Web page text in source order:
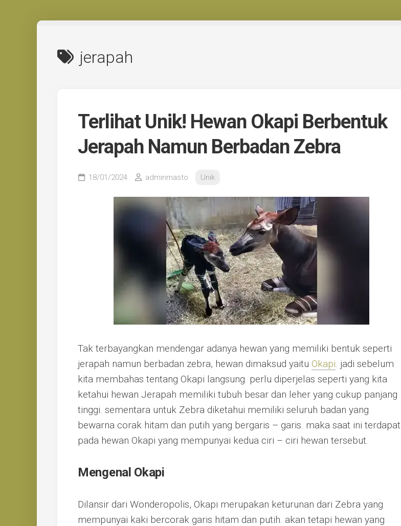
jerapah
Terlihat Unik! Hewan Okapi Berbentuk
Jerapah Namun Berbadan Zebra
18/01/2024 adminmasto Unik
Tak terbayangkan mendengar adanya hewan yang memiliki bentuk seperti
jerapah namun berbadan zebra, hewan dimaksud yaitu Okapi. jadi sebelum
kita membahas tentang Okapi langsung. perlu diperjelas seperti yang kita
ketahui hewan Jerapah memiliki tubuh besar dan leher yang cukup panjang
tinggi. sementara untuk Zebra diketahui memiliki seluruh badan yang
bewarna corak hitam dan putih yang bergaris – garis. maka saat ini terdapat
pada hewan Okapi yang mempunyai kedua ciri – ciri hewan tersebut.
Mengenal Okapi
Dilansir dari Wonderopolis, Okapi merupakan keturunan dari Zebra yang
mempunyai kaki bercorak garis hitam dan putih. akan tetapi hewan yang